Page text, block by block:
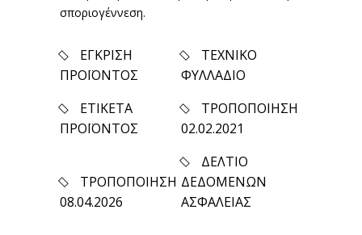
σποριογέννεση.
ΕΓΚΡΙΣΗ
ΠΡΟΪΟΝΤΟΣ
ΤΕΧΝΙΚΟ
ΦΥΛΛΑΔΙΟ
ΕΤΙΚΕΤΑ
ΠΡΟΪΟΝΤΟΣ
ΤΡΟΠΟΠΟΙΗΣΗ
02.02.2021
ΤΡΟΠΟΠΟΙΗΣΗ
08.04.2026
ΔΕΛΤΙΟ
ΔΕΔΟΜΕΝΩΝ
ΑΣΦΑΛΕΙΑΣ